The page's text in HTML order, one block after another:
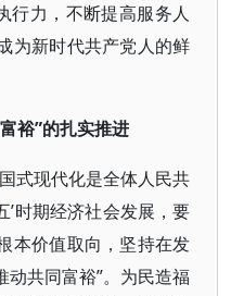
行力，不断提高服务人
为新时代共产党人的鲜
裕”的扎实推进
式现代化是全体人民共
’时期经济社会发展，要
本价值取向，坚持在发
动共同富裕”。为民造福